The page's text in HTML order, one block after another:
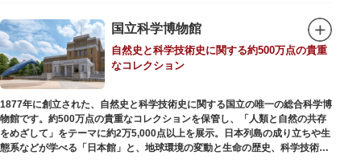
清水観音堂の舞台前に復元された「月の松」は、浮世絵師歌川広重の「名所
江戸百景」にも描かれていることで有名。丸い形の松から不忍池辯天堂を見
下ろす風流な景観は、絶好のフォトスポットとなっています。
東叡山（とうえいざん）という山号は、東の「比叡山延暦寺」を意味してお
り、比叡山や京都の有名寺院になぞらえて上野の山に数多くの堂舎が建立さ
れました。本尊は薬師瑠璃光如来（やくしるりこうにょらい）で、伝教大師
最澄が自ら彫ったと伝えられる秘仏です。徳川歴代将軍の祈祷寺と菩提寺を
兼ね、御霊廟には6名の将軍が埋葬されています。
国立科学博物館
自然史と科学技術史に関する約500万点の貴重
なコレクション
1877年に創立された、自然史と科学技術史に関する国立の唯一の総合科学博
物館です。約500万点の貴重なコレクションを保管し、「人類と自然の共存
をめざして」をテーマに約2万5,000点以上を展示。日本列島の成り立ちや生
態系などが学べる「日本館」と、地球環境の変動と生命の歴史、科学技術の